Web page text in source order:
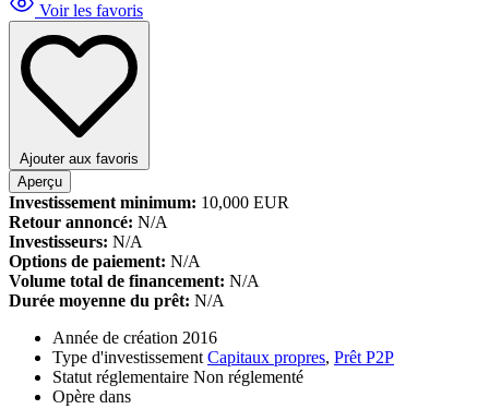
Voir les favoris
Ajouter aux favoris
Aperçu
Investissement minimum: 10,000 EUR
Retour annoncé: N/A
Investisseurs: N/A
Options de paiement: N/A
Volume total de financement: N/A
Durée moyenne du prêt: N/A
Année de création 2016
Type d'investissement Capitaux propres, Prêt P2P
Statut réglementaire Non réglementé
Opère dans